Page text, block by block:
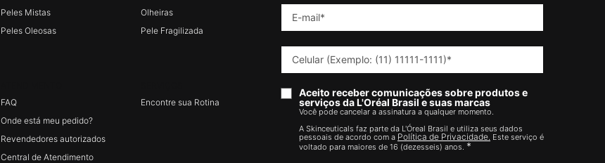
Peles Mistas
Peles Oleosas
Olheiras
Pele Fragilizada
FAQ
Onde está meu pedido?
Revendedores autorizados
Central de Atendimento
Encontre sua Rotina
E-mail*
Celular (Exemplo: (11) 11111-1111)*
Aceito receber comunicações sobre produtos e
serviços da L'Oréal Brasil e suas marcas
Você pode cancelar a assinatura a qualquer momento.​
A Skinceuticals faz parte da L'Óreal Brasil e utiliza seus dados
pessoais de acordo com a Política de Privacidade. Este serviço é
voltado para maiores de 16 (dezesseis) anos. *